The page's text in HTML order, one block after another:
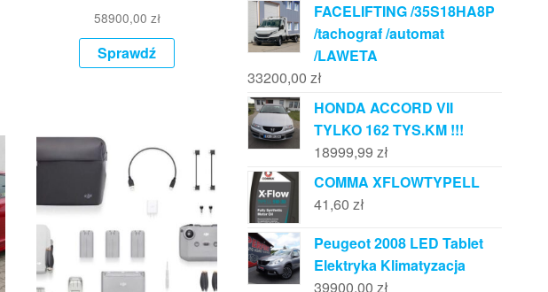
58900,00 zł
Sprawdź
FACELIFTING /35S18HA8P
/tachograf /automat
/LAWETA
33200,00 zł
HONDA ACCORD VII
TYLKO 162 TYS.KM !!!
18999,99 zł
COMMA XFLOWTYPELL
41,60 zł
Peugeot 2008 LED Tablet
Elektryka Klimatyzacja
39900,00 zł